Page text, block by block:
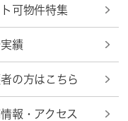
可物件特集
績
の方はこちら
報・アクセス